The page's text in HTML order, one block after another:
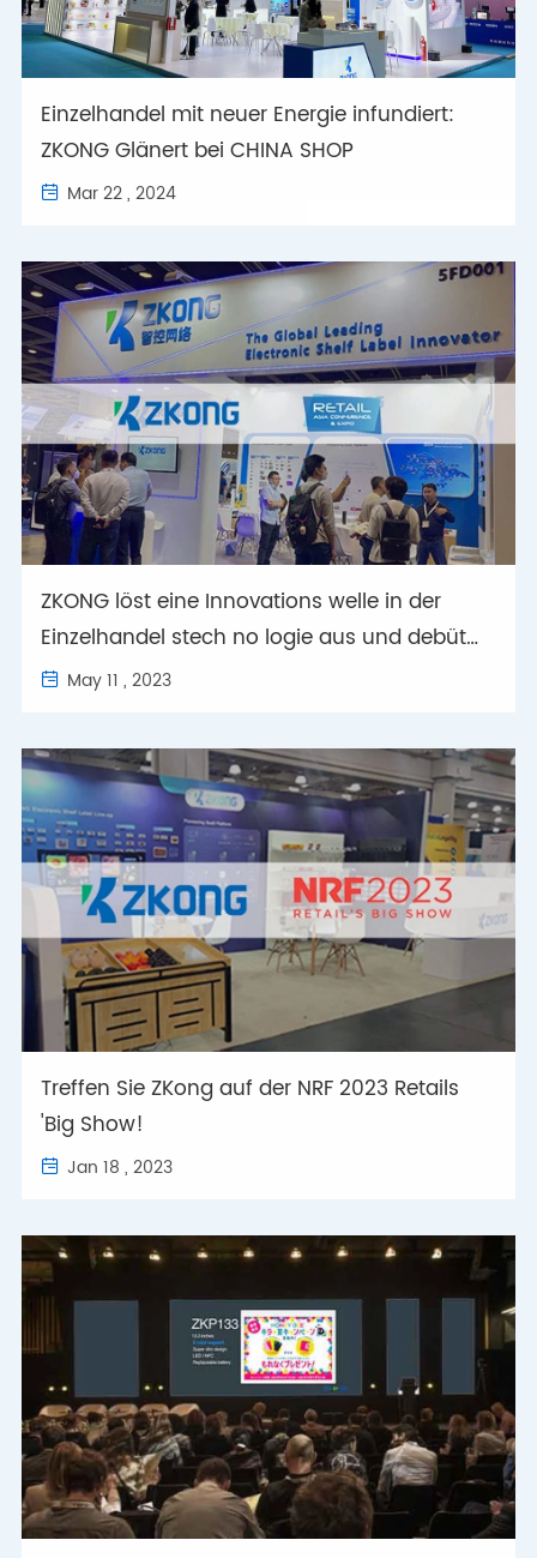
Einzelhandel mit neuer Energie infundiert:
ZKONG Glänert bei CHINA SHOP
 Mar 22 , 2024
ZKONG löst eine Innovations welle in der
Einzelhandel stech no logie aus und debüt
iert auf der Retail Asia Conference & Expo
 May 11 , 2023
Treffen Sie ZKong auf der NRF 2023 Retails
'Big Show!
 Jan 18 , 2023